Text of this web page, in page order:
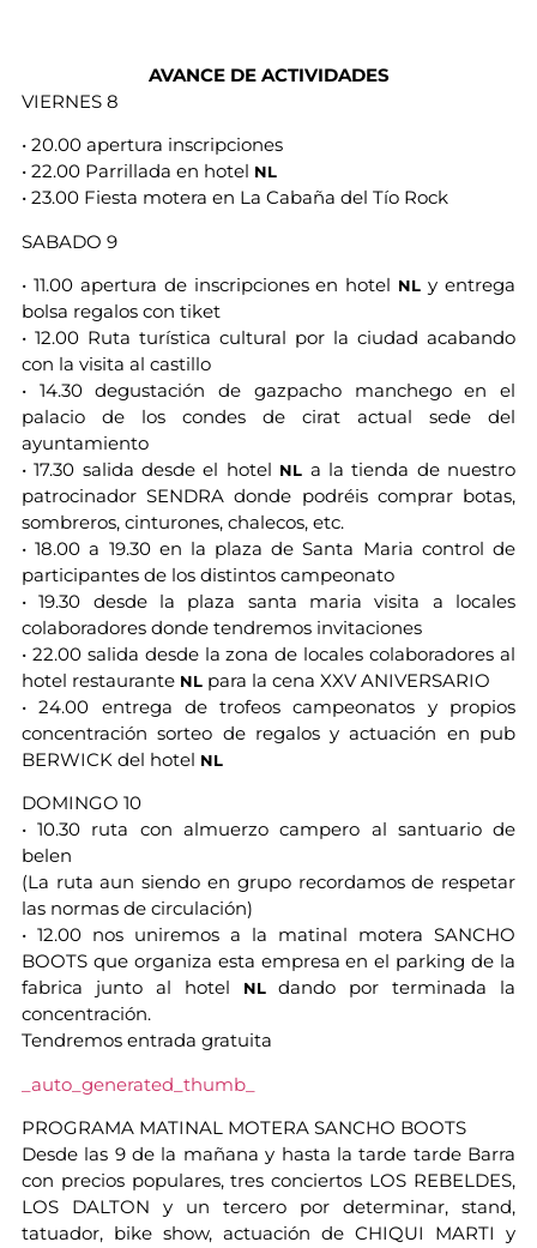
AVANCE DE ACTIVIDADES
VIERNES 8
• 20.00 apertura inscripciones
• 22.00 Parrillada en hotel NL
• 23.00 Fiesta motera en La Cabaña del Tío Rock
SABADO 9
• 11.00 apertura de inscripciones en hotel NL y entrega
bolsa regalos con tiket
• 12.00 Ruta turística cultural por la ciudad acabando
con la visita al castillo
• 14.30 degustación de gazpacho manchego en el
palacio de los condes de cirat actual sede del
ayuntamiento
• 17.30 salida desde el hotel NL a la tienda de nuestro
patrocinador SENDRA donde podréis comprar botas,
sombreros, cinturones, chalecos, etc.
• 18.00 a 19.30 en la plaza de Santa Maria control de
participantes de los distintos campeonato
• 19.30 desde la plaza santa maria visita a locales
colaboradores donde tendremos invitaciones
• 22.00 salida desde la zona de locales colaboradores al
hotel restaurante NLpara la cena XXV ANIVERSARIO
• 24.00 entrega de trofeos campeonatos y propios
concentración sorteo de regalos y actuación en pub
BERWICK del hotel NL
DOMINGO 10
• 10.30 ruta con almuerzo campero al santuario de
belen
(La ruta aun siendo en grupo recordamos de respetar
las normas de circulación)
• 12.00 nos uniremos a la matinal motera SANCHO
BOOTS que organiza esta empresa en el parking de la
fabrica junto al hotel
NLdando por terminada la
concentración.
Tendremos entrada gratuita
_auto_generated_thumb_
PROGRAMA MATINAL MOTERA SANCHO BOOTS
Desde las 9 de la mañana y hasta la tarde tarde Barra
con precios populares, tres conciertos LOS REBELDES,
LOS DALTON y un tercero por determinar, stand,
tatuador, bike show, actuación de CHIQUI MARTI y